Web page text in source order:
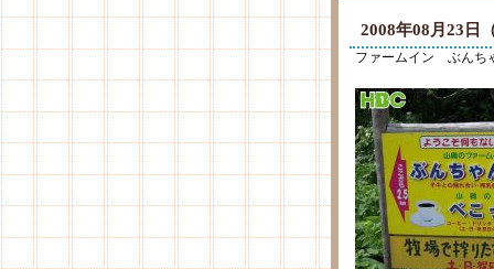
2008年08月23
ファームイン ぶんち